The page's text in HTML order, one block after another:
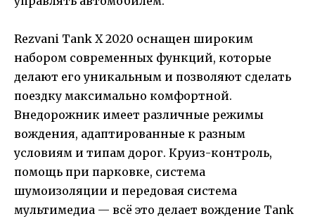
Rezvani Tank X 2020 оснащен широким
набором современных функций, которые
делают его уникальным и позволяют сделать
поездку максимально комфортной.
Внедорожник имеет различные режимы
вождения, адаптированные к разным
условиям и типам дорог. Круиз-контроль,
помощь при парковке, система
шумоизоляции и передовая система
мультимедиа — всё это делает вождение Tank